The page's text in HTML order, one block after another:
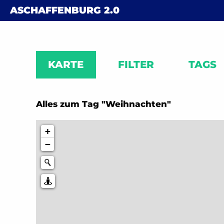
Skip to content
ASCHAFFENBURG 2.0
KARTE FILTER TAGS
Alles zum Tag "Weihnachten"
+
−